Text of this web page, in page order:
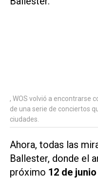
, WOS volvió a encontrarse
de una serie de conciertos
ciudades.
Ahora, todas las
Ballester, donde el
próximo 12 de